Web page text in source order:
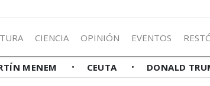
CIENCIA OPINIÓN EVENTOS
MENEM CEUTA DONALD